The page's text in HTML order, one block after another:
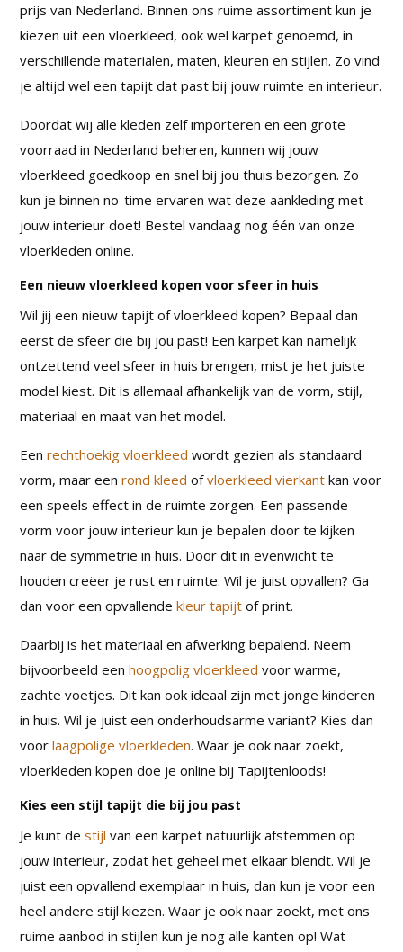
prijs van Nederland. Binnen ons ruime assortiment kun je
kiezen uit een vloerkleed, ook wel karpet genoemd, in
verschillende materialen, maten, kleuren en stijlen. Zo vind
je altijd wel een tapijt dat past bij jouw ruimte en interieur.
Doordat wij alle kleden zelf importeren en een grote
voorraad in Nederland beheren, kunnen wij jouw
vloerkleed goedkoop en snel bij jou thuis bezorgen. Zo
kun je binnen no-time ervaren wat deze aankleding met
jouw interieur doet! Bestel vandaag nog één van onze
vloerkleden online.
Een nieuw vloerkleed kopen voor sfeer in huis
Wil jij een nieuw tapijt of vloerkleed kopen? Bepaal dan
eerst de sfeer die bij jou past! Een karpet kan namelijk
ontzettend veel sfeer in huis brengen, mist je het juiste
model kiest. Dit is allemaal afhankelijk van de vorm, stijl,
materiaal en maat van het model.
Eenrechthoekig vloerkleed wordt gezien als standaard
vorm, maar eenrond kleed ofvloerkleed vierkant kan voor
een speels effect in de ruimte zorgen. Een passende
vorm voor jouw interieur kun je bepalen door te kijken
naar de symmetrie in huis. Door dit in evenwicht te
houden creëer je rust en ruimte. Wil je juist opvallen? Ga
dan voor een opvallendekleur tapijt of print.
Daarbij is het materiaal en afwerking bepalend. Neem
bijvoorbeeld eenhoogpolig vloerkleed voor warme,
zachte voetjes. Dit kan ook ideaal zijn met jonge kinderen
in huis. Wil je juist een onderhoudsarme variant? Kies dan
voorlaagpolige vloerkleden. Waar je ook naar zoekt,
vloerkleden kopen doe je online bij Tapijtenloods!
Kies een stijl tapijt die bij jou past
Je kunt destijl van een karpet natuurlijk afstemmen op
jouw interieur, zodat het geheel met elkaar blendt. Wil je
juist een opvallend exemplaar in huis, dan kun je voor een
heel andere stijl kiezen. Waar je ook naar zoekt, met ons
ruime aanbod in stijlen kun je nog alle kanten op! Wat